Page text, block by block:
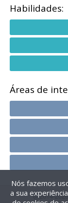
Habilidades:
Áreas de
@2014-
Nós fazemos
a sua